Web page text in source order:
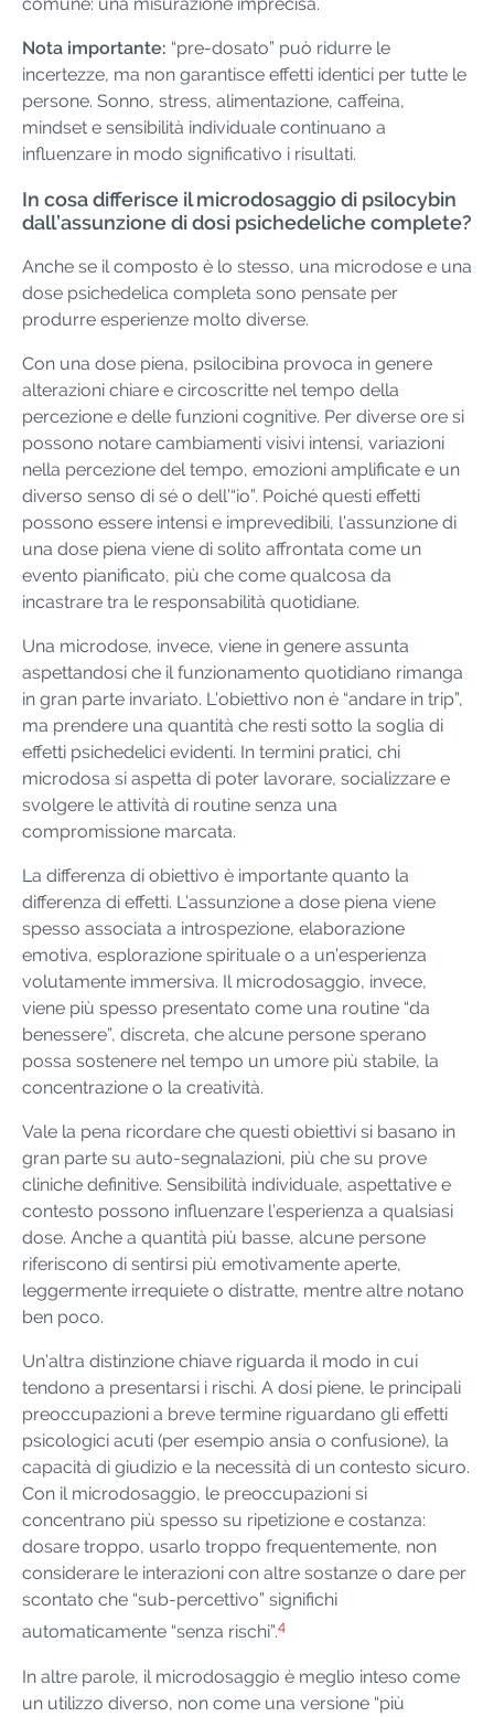
Nota importante: “pre-dosato” può ridurre le
incertezze, ma non garantisce effetti identici per tutte le
persone. Sonno, stress, alimentazione, caffeina,
mindset e sensibilità individuale continuano a
influenzare in modo significativo i risultati.
In cosa differisce il microdosaggio di psilocybin
dall’assunzione di dosi psichedeliche complete?
Anche se il composto è lo stesso, una microdose e una
dose psichedelica completa sono pensate per
produrre esperienze molto diverse.
Con una dose piena, psilocibina provoca in genere
alterazioni chiare e circoscritte nel tempo della
percezione e delle funzioni cognitive. Per diverse ore si
possono notare cambiamenti visivi intensi, variazioni
nella percezione del tempo, emozioni amplificate e un
diverso senso di sé o dell’“io”. Poiché questi effetti
possono essere intensi e imprevedibili, l’assunzione di
una dose piena viene di solito affrontata come un
evento pianificato, più che come qualcosa da
incastrare tra le responsabilità quotidiane.
Una microdose, invece, viene in genere assunta
aspettandosi che il funzionamento quotidiano rimanga
in gran parte invariato. L’obiettivo non è “andare in trip”,
ma prendere una quantità che resti sotto la soglia di
effetti psichedelici evidenti. In termini pratici, chi
microdosa si aspetta di poter lavorare, socializzare e
svolgere le attività di routine senza una
compromissione marcata.
La differenza di obiettivo è importante quanto la
differenza di effetti. L’assunzione a dose piena viene
spesso associata a introspezione, elaborazione
emotiva, esplorazione spirituale o a un’esperienza
volutamente immersiva. Il microdosaggio, invece,
viene più spesso presentato come una routine “da
benessere”, discreta, che alcune persone sperano
possa sostenere nel tempo un umore più stabile, la
concentrazione o la creatività.
Vale la pena ricordare che questi obiettivi si basano in
gran parte su auto-segnalazioni, più che su prove
cliniche definitive. Sensibilità individuale, aspettative e
contesto possono influenzare l’esperienza a qualsiasi
dose. Anche a quantità più basse, alcune persone
riferiscono di sentirsi più emotivamente aperte,
leggermente irrequiete o distratte, mentre altre notano
ben poco.
Un’altra distinzione chiave riguarda il modo in cui
tendono a presentarsi i rischi. A dosi piene, le principali
preoccupazioni a breve termine riguardano gli effetti
psicologici acuti (per esempio ansia o confusione), la
capacità di giudizio e la necessità di un contesto sicuro.
Con il microdosaggio, le preoccupazioni si
concentrano più spesso su ripetizione e costanza:
dosare troppo, usarlo troppo frequentemente, non
considerare le interazioni con altre sostanze o dare per
scontato che “sub-percettivo” significhi
automaticamente “senza rischi”.4
In altre parole, il microdosaggio è meglio inteso come
un utilizzo diverso, non come una versione “più